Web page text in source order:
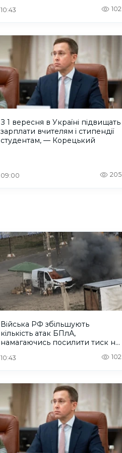
10:43 102
З 1 вересня в Україні підвищать
зарплати вчителям і стипендії
студентам, — Корецький
09:00 205
Війська РФ збільшують
кількість атак БПлА,
намагаючись посилити тиск на
10:43 102